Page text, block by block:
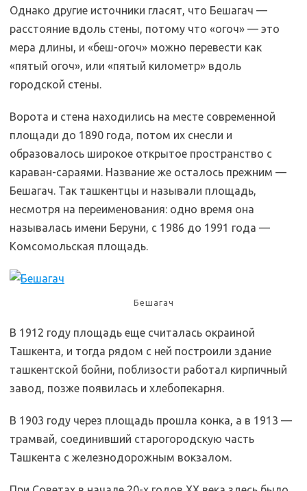
Однако другие источники гласят, что Бешагач —
расстояние вдоль стены, потому что «огоч» — это
мера длины, и «беш-огоч» можно перевести как
«пятый огоч», или «пятый километр» вдоль
городской стены.
Ворота и стена находились на месте современной
площади до 1890 года, потом их снесли и
образовалось широкое открытое пространство с
караван-сараями. Название же осталось прежним —
Бешагач. Так ташкентцы и называли площадь,
несмотря на переименования: одно время она
называлась имени Беруни, с 1986 до 1991 года —
Комсомольская площадь.
Бешагач
В 1912 году площадь еще считалась окраиной
Ташкента, и тогда рядом с ней построили здание
ташкентской бойни, поблизости работал кирпичный
завод, позже появилась и хлебопекарня.
В 1903 году через площадь прошла конка, а в 1913 —
трамвай, соединивший старогородскую часть
Ташкента с железнодорожным вокзалом.